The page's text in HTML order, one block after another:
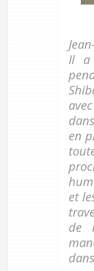
Il a
en
et
de